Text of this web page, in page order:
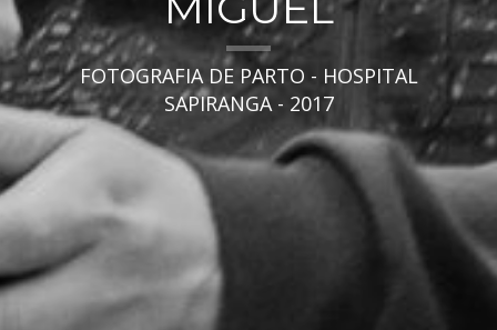
FOTOGRAFIA DE PARTO - HOSPITAL
SAPIRANGA - 2017